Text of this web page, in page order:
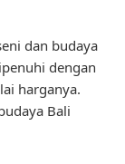
dan budaya
dengan
harganya.
Bali